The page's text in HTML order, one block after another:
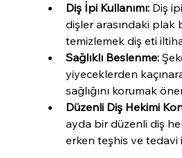
Diş İpi Kullanımı: Diş
dişler arasındaki plak
temizlemek diş eti
Sağlıklı Beslenme:
yiyeceklerden
sağlığını korumak
Düzenli Diş Hekimi
ayda bir düzenli diş
erken teşhis ve tedavi